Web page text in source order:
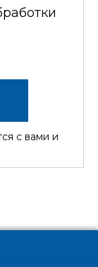
с вами и